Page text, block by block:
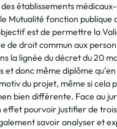
établissements
Mutualité fonction publique
est de permettre la
de droit commun aux
la lignée du décret du 20
et donc même diplôme
du projet, même si cela
bien différente. Face au
effet pourvoir justifier de
savoir analyser et